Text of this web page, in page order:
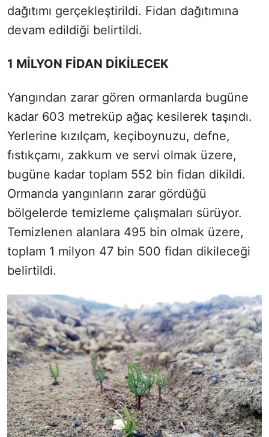
dağıtımı gerçekleştirildi. Fidan dağıtımına
devam edildiği belirtildi.
1 MİLYON FİDAN DİKİLECEK
Yangından zarar gören ormanlarda bugüne
kadar 603 metreküp ağaç kesilerek taşındı.
Yerlerine kızılçam, keçiboynuzu, defne,
fıstıkçamı, zakkum ve servi olmak üzere,
bugüne kadar toplam 552 bin fidan dikildi.
Ormanda yangınların zarar gördüğü
bölgelerde temizleme çalışmaları sürüyor.
Temizlenen alanlara 495 bin olmak üzere,
toplam 1 milyon 47 bin 500 fidan dikileceği
belirtildi.